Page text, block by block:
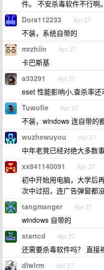
件。 不安杀毒软件不行啊
Dora112233 Apr 27
不装，系统自带的
mrzhiin Apr 27
卡巴斯基
a33291 Apr 27
eset 性能影响小,查杀率还
Tuwofie Apr 27
不装，windows 连自带的
wuzhewuyou Apr 27
中年老凳已经对绝大多数
xx841140091 Apr 27
初中开始用电脑，大学后
次中过招，连广告弹窗都
tangmanger Apr 27
windows 自带的
startcd Apr 27
还需要杀毒软件吗？ 直接
dlwlrm Apr 27